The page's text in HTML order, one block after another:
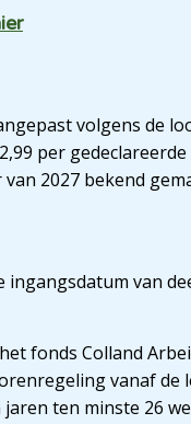
volgens de
per
2027 bekend
van
fonds Colland
vanaf de
ten minste 26